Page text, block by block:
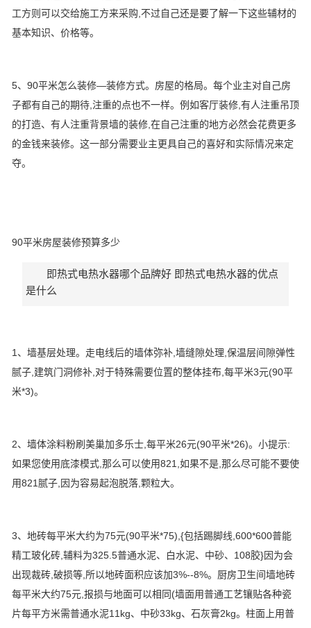
工方则可以交给施工方来采购,不过自己还是要了解一下这些辅材的
基本知识、价格等。
5、90平米怎么装修—装修方式。房屋的格局。每个业主对自己房
子都有自己的期待,注重的点也不一样。例如客厅装修,有人注重吊顶
的打造、有人注重背景墙的装修,在自己注重的地方必然会花费更多
的金钱来装修。这一部分需要业主更具自己的喜好和实际情况来定
夺。
90平米房屋装修预算多少
即热式电热水器哪个品牌好 即热式电热水器的优点
是什么
1、墙基层处理。走电线后的墙体弥补,墙缝隙处理,保温层间隙弹性
腻子,建筑门洞修补,对于特殊需要位置的整体挂布,每平米3元(90平
米*3)。
2、墙体涂料粉刷美巢加多乐士,每平米26元(90平米*26)。小提示:
如果您使用底漆模式,那么可以使用821,如果不是,那么尽可能不要使
用821腻子,因为容易起泡脱落,颗粒大。
3、地砖每平米大约为75元(90平米*75),{包括踢脚线,600*600普能
精工玻化砖,辅料为325.5普通水泥、白水泥、中砂、108胶}因为会
出现裁砖,破损等,所以地砖面积应该加3%--8%。厨房卫生间墙地砖
每平米大约75元,报损与地面可以相同(墙面用普通工艺镶贴各种瓷
片每平方米需普通水泥11kg、中砂33kg、石灰膏2kg。柱面上用普